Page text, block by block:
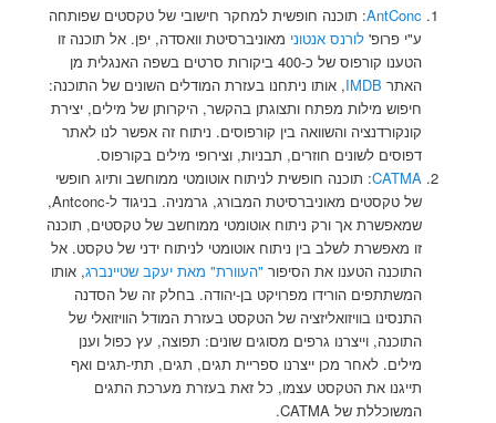
AntConc: תוכנה חופשית למחקר חישובי של טקסטים שפותחה
ע"י פרופ' לורנס אנטוני מאוניברסיטת וואסדה, יפן. אל תוכנה זו
הטענו קורפוס של כ-400 ביקורות סרטים בשפה האנגלית מן
האתר IMDB, אותו ניתחנו בעזרת המודלים השונים של התוכנה:
חיפוש מילות מפתח ותצוגתן בהקשר, היקרותן של מילים, יצירת
קונקורדנציה והשוואה בין קורפוסים. ניתוח זה אפשר לנו לאתר
דפוסים לשונים חוזרים, תבניות, וצירופי מילים בקורפוס.
CATMA: תוכנה חופשית לניתוח אוטומטי ממוחשב ותיוג חופשי
של טקסטים מאוניברסיטת המבורג, גרמניה. בניגוד ל-Antconc,
שמאפשרת אך ורק ניתוח אוטומטי ממוחשב של טקסטים, תוכנה
זו מאפשרת לשלב בין ניתוח אוטומטי לניתוח ידני של טקסט. אל
התוכנה הטענו את הסיפור "העוורת" מאת יעקב שטיינברג, אותו
המשתתפים הורידו מפרויקט בן-יהודה. בחלק זה של הסדנה
התנסינו בוויזואליזציה של הטקסט בעזרת המודל הוויזואלי של
התוכנה, וייצרנו גרפים מסוגים שונים: תפוצה, עץ כפול וענן
מילים. לאחר מכן ייצרנו ספריית תגים, תגים, תתי-תגים ואף
תייגנו את הטקסט עצמו, כל זאת בעזרת מערכת התגים
המשוכללת של CATMA.